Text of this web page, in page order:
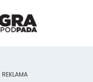
REKLAMA